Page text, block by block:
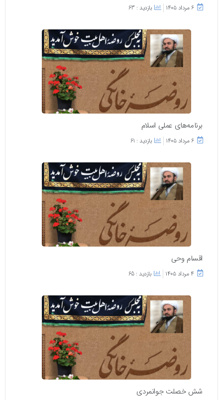
۶ مرداد ۱۴۰۵ بازدید : 63
برنامه‌های عملی اسلام
۶ مرداد ۱۴۰۵ بازدید : 61
اقسام وحی
۴ مرداد ۱۴۰۵ بازدید : 65
شش خصلت جوانمردی